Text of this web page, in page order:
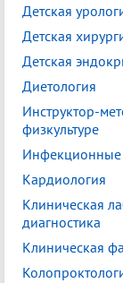
Детская
Детская
Детская
Диетология
Инструктор-
физкультуре
Инфекционные
Кардиология
Клиническая
диагностика
Клиническая